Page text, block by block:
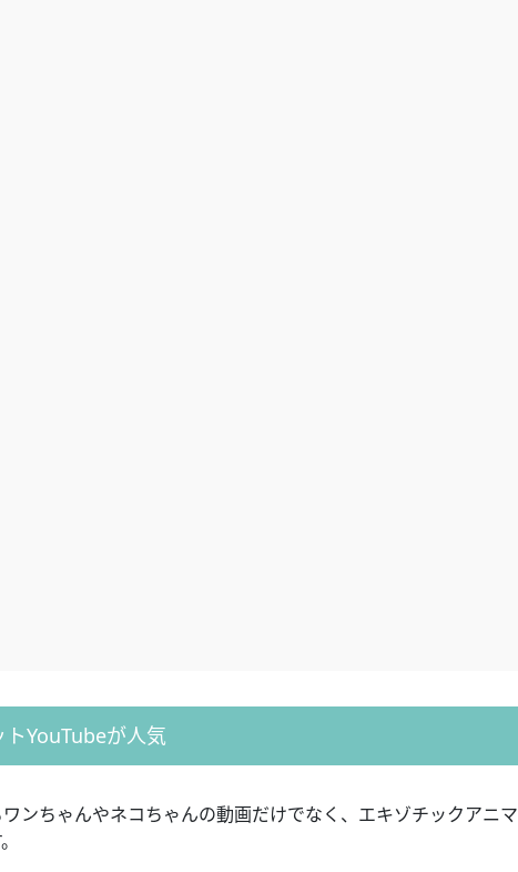
トYouTubeが人気
ンちゃんやネコちゃんの動画だけでなく、エキゾチックアニマ